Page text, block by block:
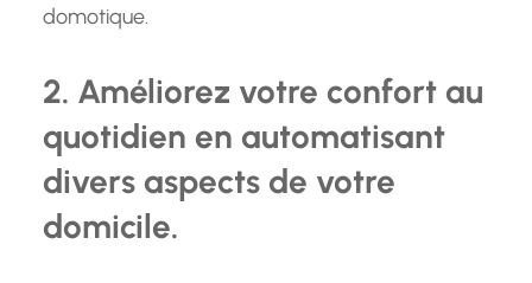
domotique.
2. Améliorez votre confort au
quotidien en automatisant
divers aspects de votre
domicile.